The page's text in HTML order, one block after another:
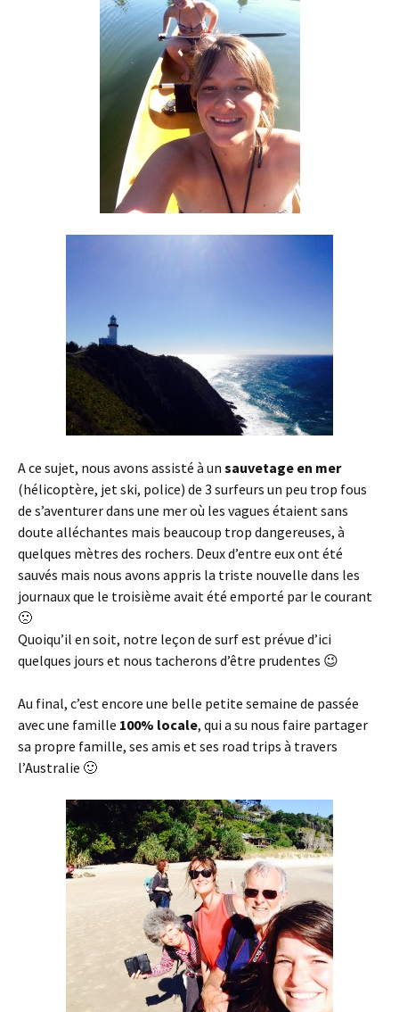
A ce sujet, nous avons assisté à un sauvetage en mer
(hélicoptère, jet ski, police) de 3 surfeurs un peu trop fous
de s’aventurer dans une mer où les vagues étaient sans
doute alléchantes mais beaucoup trop dangereuses, à
quelques mètres des rochers. Deux d’entre eux ont été
sauvés mais nous avons appris la triste nouvelle dans les
journaux que le troisième avait été emporté par le courant
🙁
Quoiqu’il en soit, notre leçon de surf est prévue d’ici
quelques jours et nous tacherons d’être prudentes 😉
Au final, c’est encore une belle petite semaine de passée
avec une famille 100% locale, qui a su nous faire partager
sa propre famille, ses amis et ses road trips à travers
l’Australie 🙂